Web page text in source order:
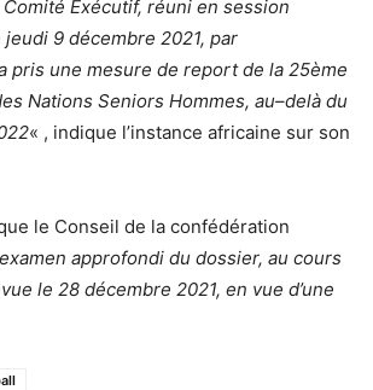
Exécutif, réuni en session
9 décembre 2021, par
pris une mesure de report de la 25ème
Nations Seniors Hommes, au–delà du
« , indique l’instance africaine sur son
le Conseil de la confédération
approfondi du dossier, au cours
le 28 décembre 2021, en vue d’une